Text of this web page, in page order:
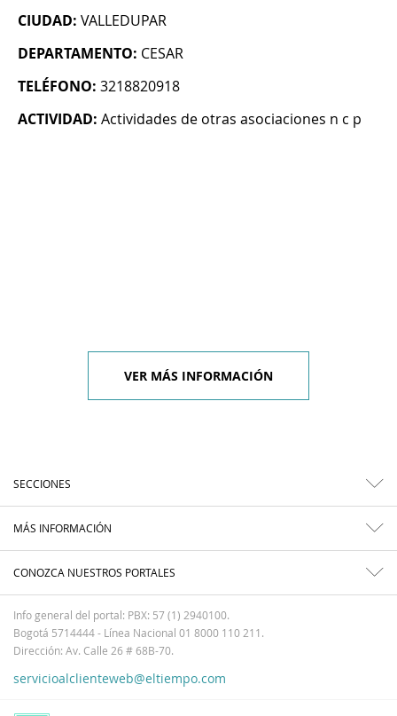
CIUDAD: VALLEDUPAR
DEPARTAMENTO: CESAR
TELÉFONO: 3218820918
ACTIVIDAD: Actividades de otras asociaciones n c p
VER MÁS INFORMACIÓN
SECCIONES
MÁS INFORMACIÓN
CONOZCA NUESTROS PORTALES
Info general del portal: PBX: 57 (1) 2940100.
Bogotá 5714444 - Línea Nacional 01 8000 110 211.
Dirección: Av. Calle 26 # 68B-70.
servicioalclienteweb@eltiempo.com